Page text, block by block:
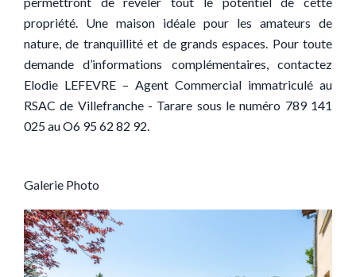
propriété. Une maison idéale pour les amateurs de
nature, de tranquillité et de grands espaces. Pour toute
demande d’informations complémentaires, contactez
Elodie LEFEVRE – Agent Commercial immatriculé au
RSAC de Villefranche - Tarare sous le numéro 789 141
025 au O6 95 62 82 92.
Galerie Photo